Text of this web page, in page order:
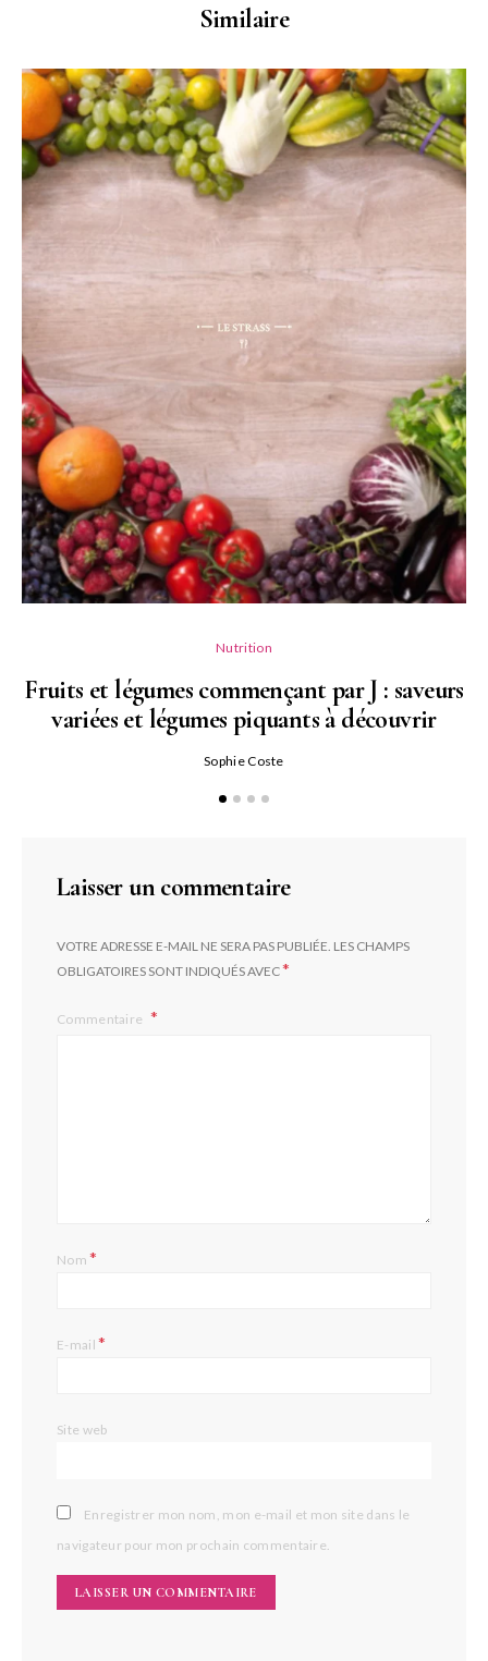
Similaire
Nutrition
Fruits et légumes commençant par J : saveurs
variées et légumes piquants à découvrir
Sophie Coste
Laisser un commentaire
VOTRE ADRESSE E-MAIL NE SERA PAS PUBLIÉE. LES CHAMPS
OBLIGATOIRES SONT INDIQUÉS AVEC*
Commentaire
Nom*
E-mail*
Site web
Enregistrer mon nom, mon e-mail et mon site dans le
navigateur pour mon prochain commentaire.